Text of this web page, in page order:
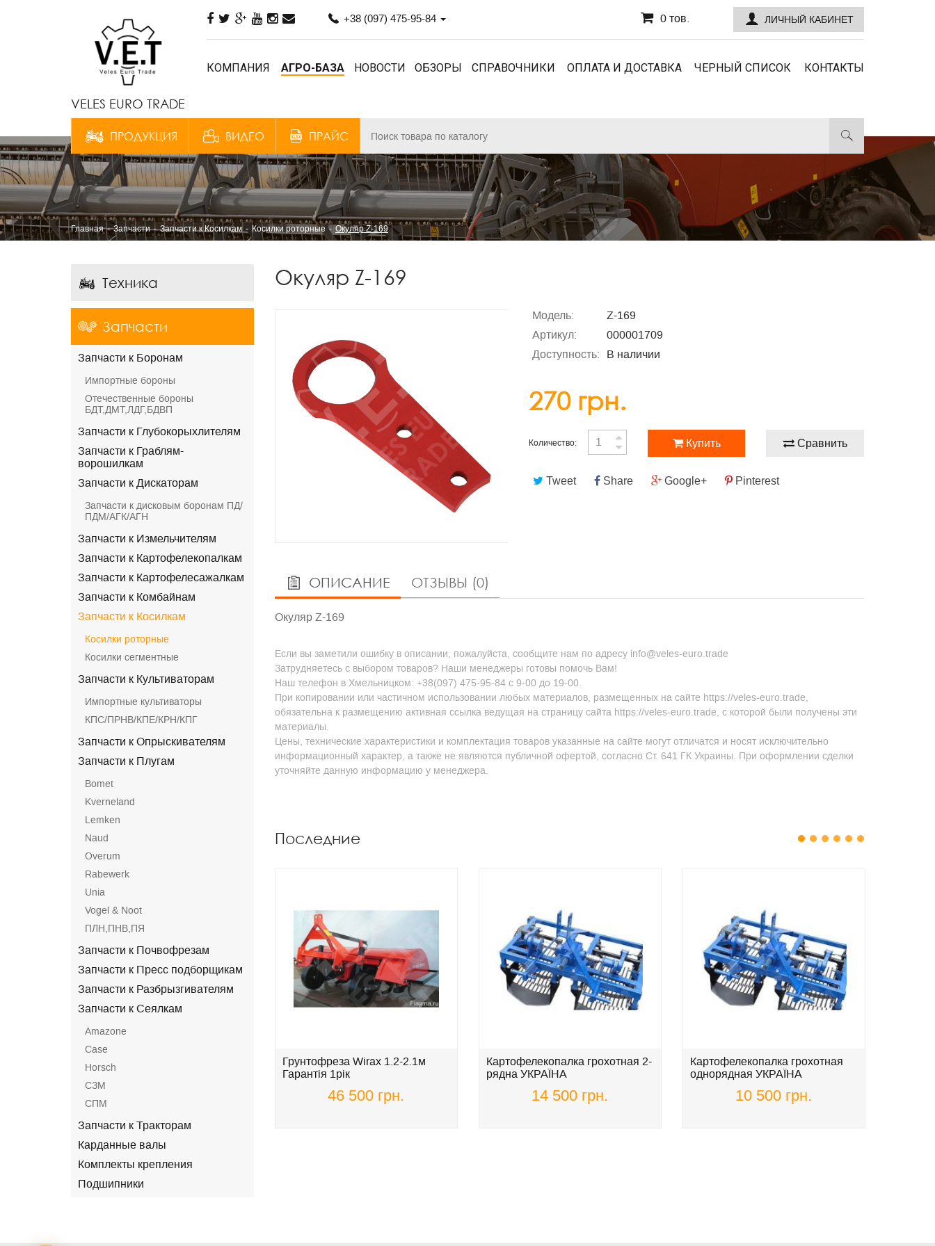
VELES EURO TRADE
+38 (097) 475-95-84 0 тов. ЛИЧНЫЙ КАБИНЕТ
КОМПАНИЯ АГРО-БАЗА НОВОСТИ ОБЗОРЫ СПРАВОЧНИКИ ОПЛАТА И ДОСТАВКА ЧЕРНЫЙ СПИСОК КОНТАКТЫ
ПРОДУКЦИЯ ВИДЕО ПРАЙС
Главная Запчасти Запчасти к Косилкам Косилки роторные Окуляр Z-169
Техника
Запчасти
Запчасти к Боронам
Импортные бороны
Отечественные бороны
БДТ,ДМТ,ЛДГ,БДВП
Запчасти к Глубокорыхлителям
Запчасти к Граблям-
ворошилкам
Запчасти к Дискаторам
Запчасти к дисковым боронам ПД/
ПДМ/АГК/АГН
Запчасти к Измельчителям
Запчасти к Картофелекопалкам
Запчасти к Картофелесажалкам
Запчасти к Комбайнам
Запчасти к Косилкам
Косилки роторные
Косилки сегментные
Запчасти к Культиваторам
Импортные культиваторы
КПС/ПРНВ/КПЕ/КРН/КПГ
Запчасти к Опрыскивателям
Запчасти к Плугам
Bomet
Kverneland
Lemken
Naud
Overum
Rabewerk
Unia
Vogel & Noot
ПЛН,ПНВ,ПЯ
Запчасти к Почвофрезам
Запчасти к Пресс подборщикам
Запчасти к Разбрызгивателям
Запчасти к Сеялкам
Amazone
Case
Horsch
СЗМ
СПМ
Запчасти к Тракторам
Карданные валы
Комплекты крепления
Подшипники
Окуляр Z-169
Модель:
Z-169
Артикул:
000001709
Доступность:
В наличии
270 грн.
Количество: Купить Сравнить
Tweet Share Google+ Pinterest
ОПИСАНИЕ ОТЗЫВЫ (0)
Окуляр Z-169
Если вы заметили ошибку в описании, пожалуйста, сообщите нам по адресу info@veles-euro.trade
Затрудняетесь с выбором товаров? Наши менеджеры готовы помочь Вам!
Наш телефон в Хмельницком: +38(097) 475-95-84 с 9-00 до 19-00.
При копировании или частичном использовании любых материалов, размещенных на сайте https://veles-euro.trade,
обязательна к размещению активная ссылка ведущая на страницу сайта https://veles-euro.trade, с которой были получены эти
материалы.
Цены, технические характеристики и комплектация товаров указанные на сайте могут отличатся и носят исключительно
информационный характер, а также не являются публичной офертой, согласно Ст. 641 ГК Украины. При оформлении сделки
уточняйте данную информацию у менеджера.
Последние
Культиватор КПГ- 6-01 (c S-
образной стойкой
Eurozappa)Державна...
Грунтофреза Wirax 1.2-2.1м
Гарантія 1рік
46 500 грн.
Картофелекопалка грохотная 2-
рядна УКРАЇНА
14 500 грн.
Картофелекопалка грохотная
однорядная УКРАЇНА
10 500 грн.
1 2 3 4 5 6